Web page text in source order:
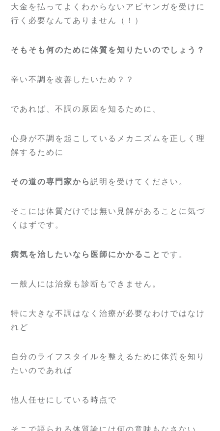
大金を払ってよくわからないアビヤンガを受けに
行く必要なんてありません（！）
そもそも何のために体質を知りたいのでしょう？
辛い不調を改善したいため？？
であれば、不調の原因を知るために、
心身が不調を起こしているメカニズムを正しく理
解するために
その道の専門家から説明を受けてください。
そこには体質だけでは無い見解があることに気づ
くはずです。
病気を治したいなら医師にかかること です。
一般人には治療も診断もできません。
特に大きな不調はなく治療が必要なわけではなけ
れど
自分のライフスタイルを整えるために体質を知り
たいのであれば
他人任せにしている時点で
そこで語られる体質論には何の意味もなさない。